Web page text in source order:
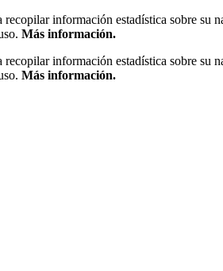
información estadística sobre su
Más información.
información estadística sobre su
Más información.